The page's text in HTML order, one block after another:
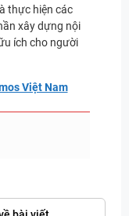
thực hiện các
xây dựng nội
ích cho người
Việt Nam